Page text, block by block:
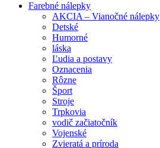
Farebné nálepky
AKCIA – Vianočné nálepky
Detské
Humorné
láska
Ľudia a postavy
Oznacenia
Rôzne
Šport
Stroje
Trpkovia
vodič začiatočník
Vojenské
Zvieratá a príroda